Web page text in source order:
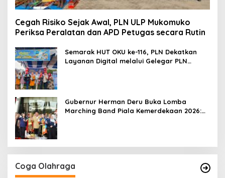
Cegah Risiko Sejak Awal, PLN ULP Mukomuko
Periksa Peralatan dan APD Petugas secara Rutin
Semarak HUT OKU ke-116, PLN Dekatkan
Layanan Digital melalui Gelegar PLN
Gubernur Herman Deru Buka Lomba
Marching Band Piala Kemerdekaan 2026:
Coga Olahraga